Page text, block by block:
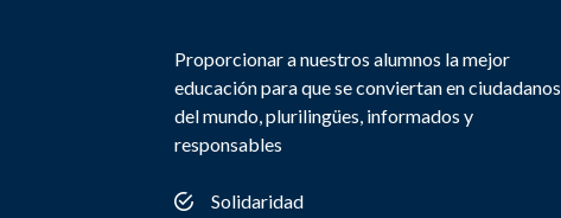
Proporcionar a nuestros alumnos la mejor
educación para que se conviertan en ciudadanos
del mundo, plurilingües, informados y
responsables
Solidaridad